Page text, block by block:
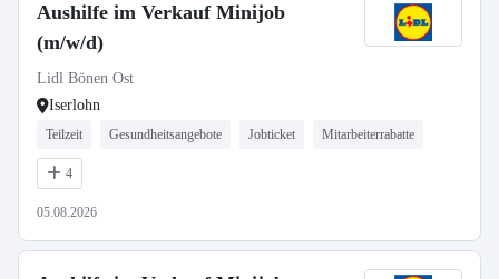
Aushilfe im Verkauf Minijob
(m/w/d)
Lidl Bönen Ost
Iserlohn
Teilzeit Gesundheitsangebote Jobticket Mitarbeiterrabatte
4
05.08.2026